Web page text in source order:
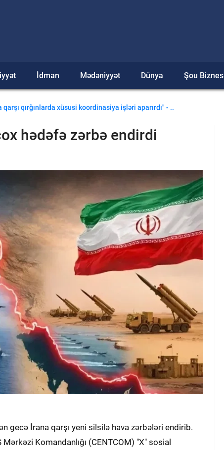
İdman Mədəniyyət Dünya Şou Biznes
qırğınlarda xüsusi koordinasiya işləri aparırdı" - ..
hədəfə zərbə endirdi
gecə İrana qarşı yeni silsilə hava zərbələri endirib.
Komandanlığı (CENTCOM) "X" sosial